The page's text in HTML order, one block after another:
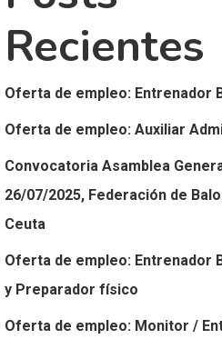
Recientes
Oferta de empleo: Entrenador
Oferta de empleo: Auxiliar
Convocatoria Asamblea
26/07/2025, Federación de
Ceuta
Oferta de empleo: Entrenador
y Preparador físico
Oferta de empleo: Monitor /